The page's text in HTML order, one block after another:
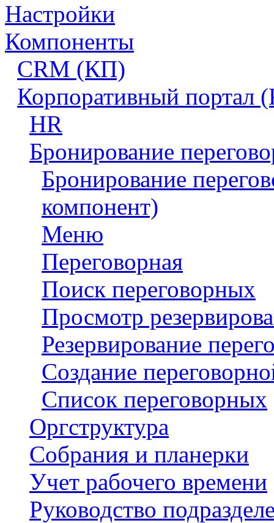
Настройки
Компоненты
CRM (КП)
Корпоративный портал
HR
Бронирование
Бронирование
компонент)
Меню
Переговорная
Поиск переговорных
Просмотр
Резервирование
Создание
Список переговорных
Оргструктура
Собрания и планерки
Учет рабочего времени
Руководство